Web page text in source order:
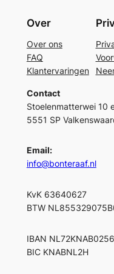
Over
Over ons
FAQ
Klantervaringen
Contact
Stoelenmatterwei 10
5551 SP
Email:
info@bonteraaf.nl
KvK 63640627
BTW
IBAN
BIC KNABNL2H